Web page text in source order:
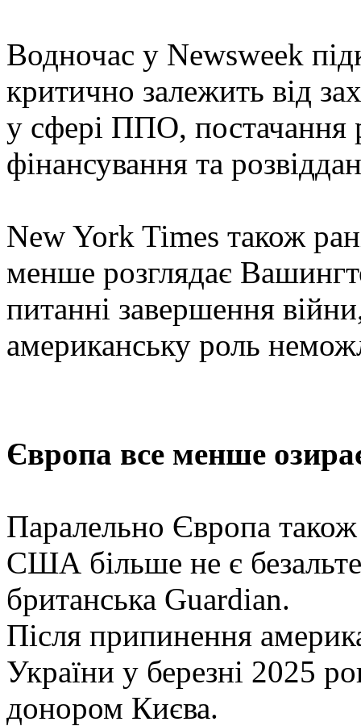
Водночас у Newsweek
критично залежить від
у сфері ППО, постачання
фінансування та
New York Times також
менше розглядає
питанні завершення
американську роль
Європа все менше
Паралельно Європа
США більше не є
британська Guardian.
Після припинення
України у березні 2025
донором Києва.